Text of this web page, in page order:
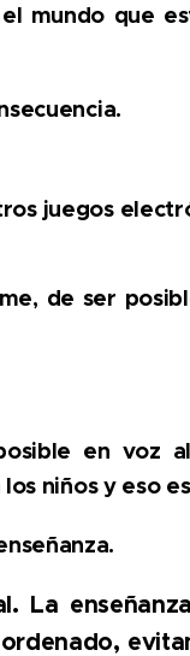
mundo que
juegos
de ser
en voz
niños y eso
La